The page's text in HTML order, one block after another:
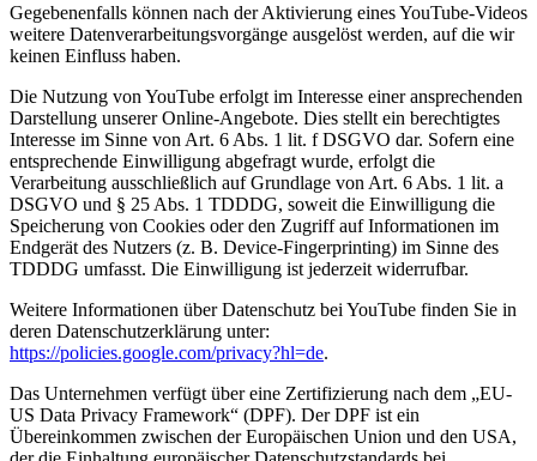
Gegebenenfalls können nach der Aktivierung eines YouTube-Videos
weitere Datenverarbeitungsvorgänge ausgelöst werden, auf die wir
keinen Einfluss haben.
Die Nutzung von YouTube erfolgt im Interesse einer ansprechenden
Darstellung unserer Online-Angebote. Dies stellt ein berechtigtes
Interesse im Sinne von Art. 6 Abs. 1 lit. f DSGVO dar. Sofern eine
entsprechende Einwilligung abgefragt wurde, erfolgt die
Verarbeitung ausschließlich auf Grundlage von Art. 6 Abs. 1 lit. a
DSGVO und § 25 Abs. 1 TDDDG, soweit die Einwilligung die
Speicherung von Cookies oder den Zugriff auf Informationen im
Endgerät des Nutzers (z. B. Device-Fingerprinting) im Sinne des
TDDDG umfasst. Die Einwilligung ist jederzeit widerrufbar.
Weitere Informationen über Datenschutz bei YouTube finden Sie in
deren Datenschutzerklärung unter:
https://policies.google.com/privacy?hl=de.
Das Unternehmen verfügt über eine Zertifizierung nach dem „EU-
US Data Privacy Framework“ (DPF). Der DPF ist ein
Übereinkommen zwischen der Europäischen Union und den USA,